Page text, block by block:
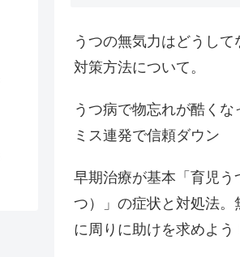
うつの無気力はどうして
対策方法について。
うつ病で物忘れが酷くな
ミス連発で信頼ダウン
早期治療が基本「育児う
つ）」の症状と対処法。
に周りに助けを求めよう